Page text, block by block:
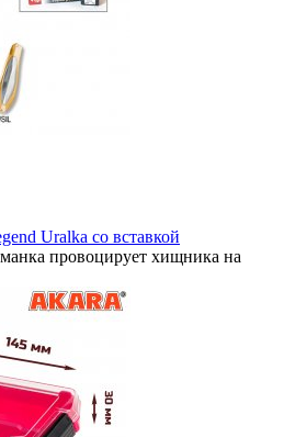
Uralka со вставкой
провоцирует хищника на